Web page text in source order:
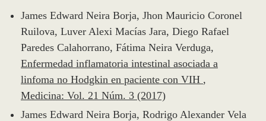
James Edward Neira Borja, Jhon Mauricio Coronel
Ruilova, Luver Alexi Macías Jara, Diego Rafael
Paredes Calahorrano, Fátima Neira Verduga,
Enfermedad inflamatoria intestinal asociada a
linfoma no Hodgkin en paciente con VIH ,
Medicina: Vol. 21 Núm. 3 (2017)
James Edward Neira Borja, Rodrigo Alexander Vela